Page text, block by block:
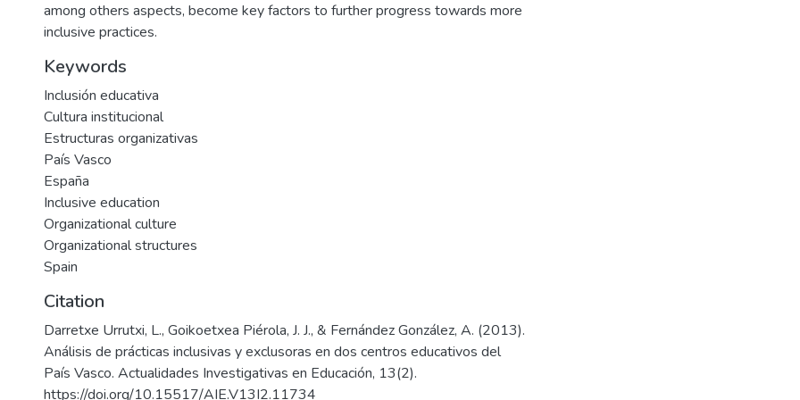
among others aspects, become key factors to further progress towards more
inclusive practices.
Keywords
Inclusión educativa
Cultura institucional
Estructuras organizativas
País Vasco
España
Inclusive education
Organizational culture
Organizational structures
Spain
Citation
Darretxe Urrutxi, L., Goikoetxea Piérola, J. J., & Fernández González, A. (2013).
Análisis de prácticas inclusivas y exclusoras en dos centros educativos del
País Vasco. Actualidades Investigativas en Educación, 13(2).
https://doi.org/10.15517/AIE.V13I2.11734